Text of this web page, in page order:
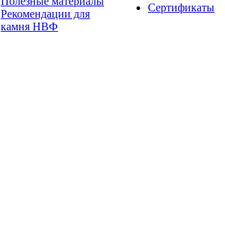
Рекомендации для
камня НВФ
Сертификаты